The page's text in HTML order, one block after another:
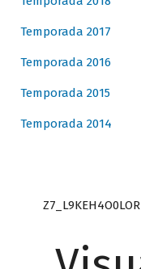
Temporada 2017
Temporada 2016
Temporada 2015
Temporada 2014